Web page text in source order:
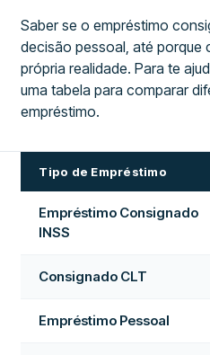
Saber se o empréstimo
decisão pessoal, até porque
própria realidade. Para te
uma tabela para comparar
empréstimo.
Tipo de Empréstimo
Empréstimo Consignado
INSS
Consignado CLT
Empréstimo Pessoal